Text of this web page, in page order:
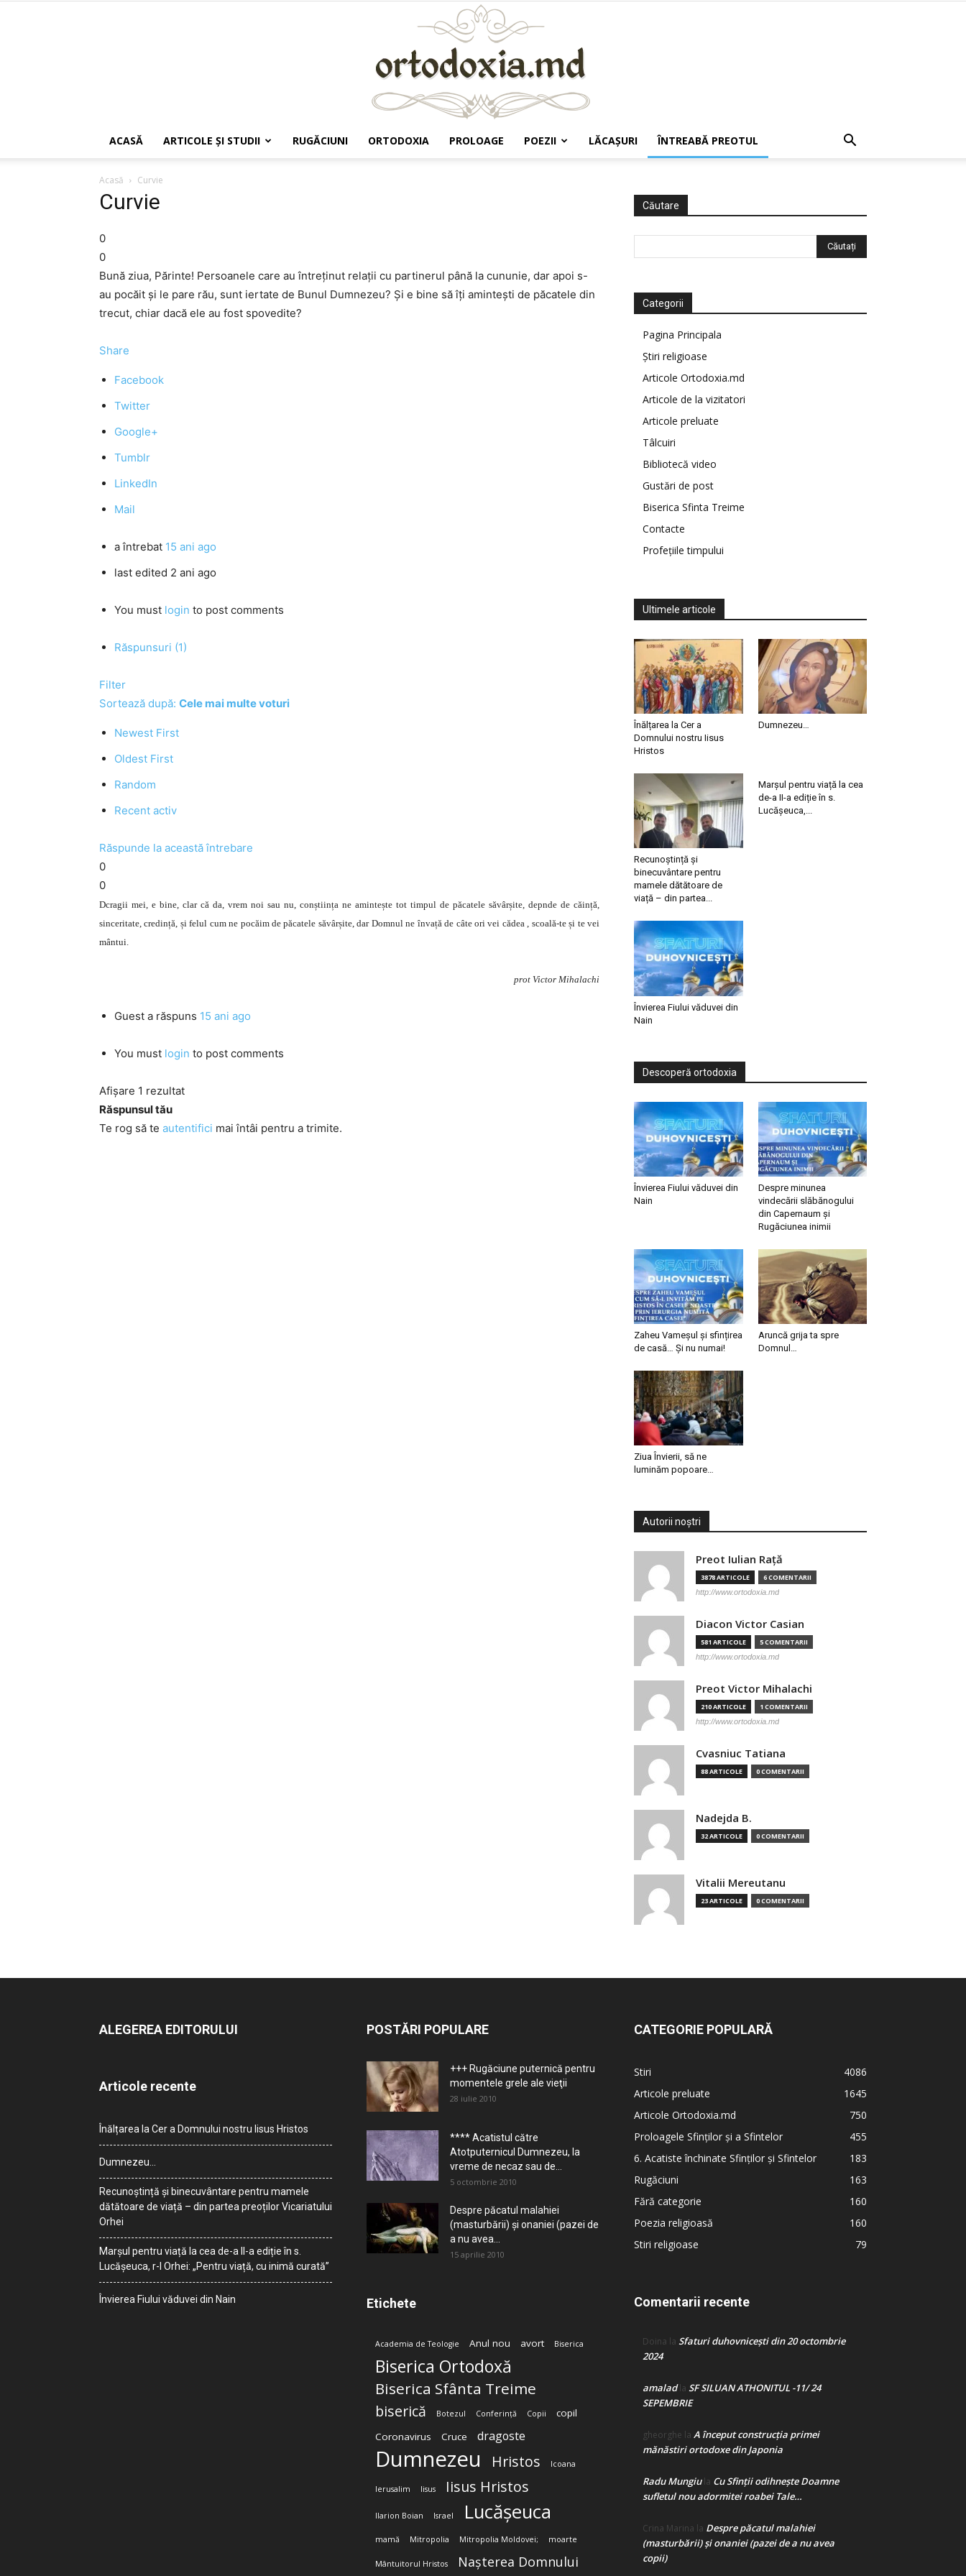
ACASĂ ARTICOLE ŞI STUDII RUGĂCIUNI ORTODOXIA PROLOAGE POEZII LĂCAŞURI ÎNTREABĂ PREOTUL
Acasă Curvie
Curvie
0
0
Bună ziua, Părinte! Persoanele care au întreţinut relaţii cu partinerul până la cununie, dar apoi s-
au pocăit şi le pare rău, sunt iertate de Bunul Dumnezeu? Şi e bine să îţi aminteşti de păcatele din
trecut, chiar dacă ele au fost spovedite?
Share
Facebook
Twitter
Google+
Tumblr
LinkedIn
Mail
a întrebat 15 ani ago
last edited 2 ani ago
You must login to post comments
Răspunsuri (1)
Filter
Sortează după: Cele mai multe voturi
Newest First
Oldest First
Random
Recent activ
Răspunde la această întrebare
0
0
Dcragii mei, e bine, clar că da, vrem noi sau nu, conștiința ne amintește tot timpul de păcatele săvârșite, depnde de căință,
sinceritate, credință, și felul cum ne pocăim de păcatele săvârșite, dar Domnul ne învață de câte ori vei cădea , scoală-te și te vei
mântui.
prot Victor Mihalachi
Guest a răspuns 15 ani ago
You must login to post comments
Afișare 1 rezultat
Răspunsul tău
Te rog să te autentifici mai întâi pentru a trimite.
Căutare
Categorii
Pagina Principala
Știri religioase
Articole Ortodoxia.md
Articole de la vizitatori
Articole preluate
Tâlcuiri
Bibliotecă video
Gustări de post
Biserica Sfinta Treime
Contacte
Profețiile timpului
Ultimele articole
Înălțarea la Cer a
Domnului nostru Iisus
Hristos
Dumnezeu…
Recunoștință și
binecuvântare pentru
mamele dătătoare de
viață – din partea...
Marșul pentru viață la cea
de-a II-a ediție în s.
Lucășeuca,...
Învierea Fiului văduvei din
Nain
Descoperă ortodoxia
Învierea Fiului văduvei din
Nain
Despre minunea
vindecării slăbănogului
din Capernaum și
Rugăciunea inimii
Zaheu Vameșul și sfințirea
de casă… Și nu numai!
Aruncă grija ta spre
Domnul…
Ziua Învierii, să ne
luminăm popoare…
Autorii noștri
Preot Iulian Raţă
3878 ARTICOLE 6 COMENTARII
http://www.ortodoxia.md
Diacon Victor Casian
581 ARTICOLE 5 COMENTARII
http://www.ortodoxia.md
Preot Victor Mihalachi
210 ARTICOLE 1 COMENTARII
http://www.ortodoxia.md
Cvasniuc Tatiana
88 ARTICOLE 0 COMENTARII
Nadejda B.
32 ARTICOLE 0 COMENTARII
Vitalii Mereutanu
23 ARTICOLE 0 COMENTARII
ALEGEREA EDITORULUI
Articole recente
Înălțarea la Cer a Domnului nostru Iisus Hristos
Dumnezeu…
Recunoștință și binecuvântare pentru mamele
dătătoare de viață – din partea preoților Vicariatului
Orhei
Marșul pentru viață la cea de-a II-a ediție în s.
Lucășeuca, r-l Orhei: „Pentru viață, cu inimă curată”
Învierea Fiului văduvei din Nain
POSTĂRI POPULARE
+++ Rugăciune puternică pentru
momentele grele ale vieţii
28 iulie 2010
**** Acatistul către
Atotputernicul Dumnezeu, la
vreme de necaz sau de...
5 octombrie 2010
Despre păcatul malahiei
(masturbării) şi onaniei (pazei de
a nu avea...
15 aprilie 2010
Etichete
Academia de Teologie Anul nou avort Biserica
Biserica Ortodoxă
Biserica Sfânta Treime
biserică Botezul Conferință Copii
copil
Coronavirus
Cruce dragoste
Dumnezeu Hristos Icoana
Ierusalim Iisus Iisus Hristos
Ilarion Boian Israel Lucășeuca
mamă Mitropolia Mitropolia Moldovei; moarte
Mântuitorul Hristos Nașterea Domnului
CATEGORIE POPULARĂ
Stiri
4086
Articole preluate
1645
Articole Ortodoxia.md
750
Proloagele Sfinților și a Sfintelor
455
6. Acatiste închinate Sfinților și Sfintelor
183
Rugăciuni
163
Fără categorie
160
Poezia religioasă
160
Stiri religioase
79
Comentarii recente
Doina la Sfaturi duhovnicești din 20 octombrie
2024
amaladla SF SILUAN ATHONITUL -11/ 24
SEPEMBRIE
gheorghe la A început construcţia primei
mănăstiri ortodoxe din Japonia
Radu Mungiula Cu Sfinții odihnește Doamne
sufletul nou adormitei roabei Tale…
Crina Marina la Despre păcatul malahiei
(masturbării) şi onaniei (pazei de a nu avea
copii)